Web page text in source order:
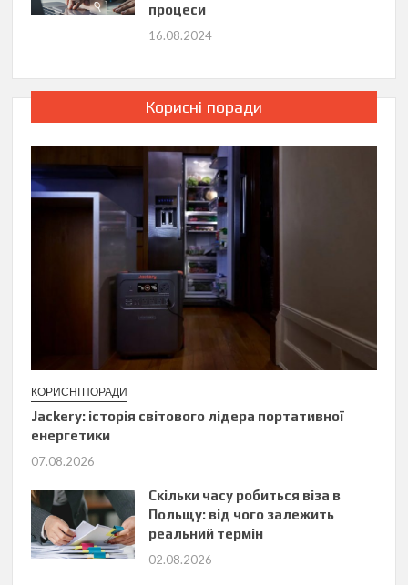
процеси
16.08.2024
Корисні поради
КОРИСНІ ПОРАДИ
Jackery: історія світового лідера портативної
енергетики
07.08.2026
Скільки часу робиться віза в
Польщу: від чого залежить
реальний термін
02.08.2026